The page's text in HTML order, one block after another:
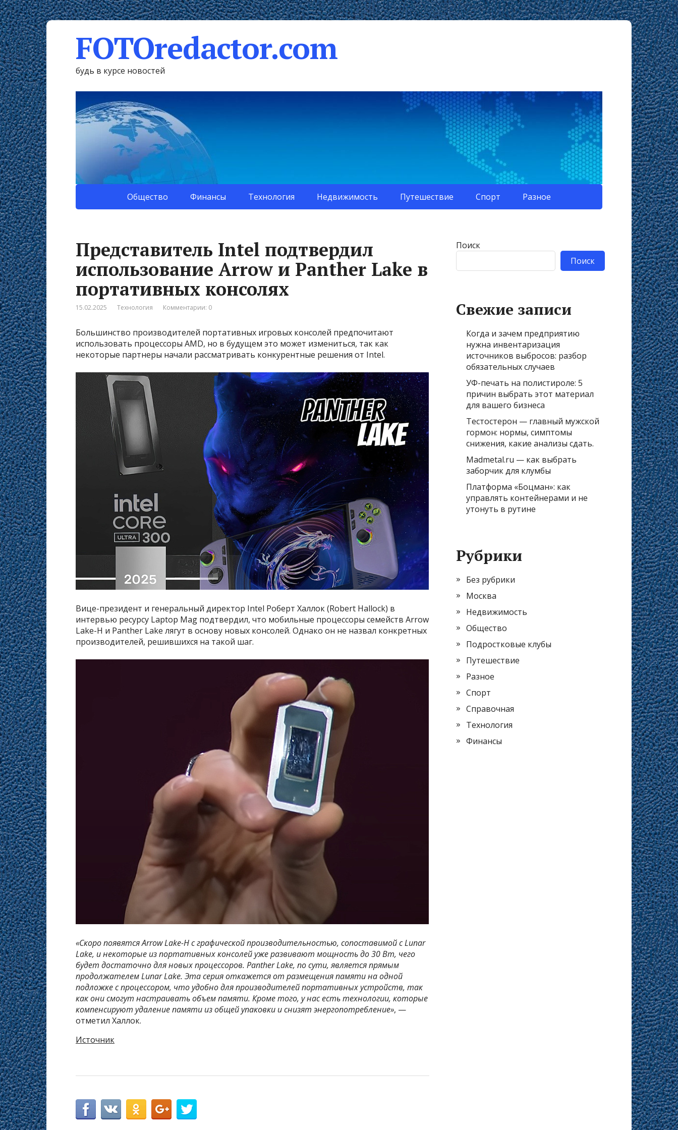
FOTOredactor.com
будь в курсе новостей
Общество Финансы Технология Недвижимость Путешествие Спорт Разное
Представитель Intel подтвердил
использование Arrow и Panther Lake в
портативных консолях
15.02.2025 Технология Комментарии: 0
Большинство производителей портативных игровых консолей предпочитают
использовать процессоры AMD, но в будущем это может измениться, так как
некоторые партнеры начали рассматривать конкурентные решения от Intel.
Вице-президент и генеральный директор Intel Роберт Халлок (Robert Hallock) в
интервью ресурсу Laptop Mag подтвердил, что мобильные процессоры семейств Arrow
Lake-H и Panther Lake лягут в основу новых консолей. Однако он не назвал конкретных
производителей, решившихся на такой шаг.
«Скоро появятся Arrow Lake-H с графической производительностью, сопоставимой с Lunar
Lake, и некоторые из портативных консолей уже развивают мощность до 30 Вт, чего
будет достаточно для новых процессоров. Panther Lake, по сути, является прямым
продолжателем Lunar Lake. Эта серия откажется от размещения памяти на одной
подложке с процессором, что удобно для производителей портативных устройств, так
как они смогут настраивать объем памяти. Кроме того, у нас есть технологии, которые
компенсируют удаление памяти из общей упаковки и снизят энергопотребление», —
отметил Халлок.
Источник
Поиск
Поиск
Свежие записи
Когда и зачем предприятию
нужна инвентаризация
источников выбросов: разбор
обязательных случаев
УФ-печать на полистироле: 5
причин выбрать этот материал
для вашего бизнеса
Тестостерон — главный мужской
гормон: нормы, симптомы
снижения, какие анализы сдать.
Madmetal.ru — как выбрать
заборчик для клумбы
Платформа «Боцман»: как
управлять контейнерами и не
утонуть в рутине
Рубрики
Без рубрики
Москва
Недвижимость
Общество
Подростковые клубы
Путешествие
Разное
Спорт
Справочная
Технология
Финансы